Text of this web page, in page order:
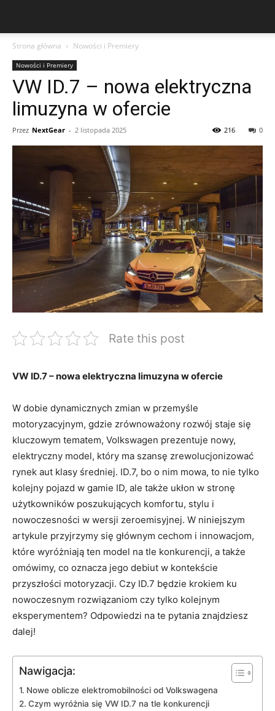
Strona główna Nowości i Premiery
Nowości i Premiery
VW ID.7 – nowa elektryczna
limuzyna w ofercie
Przez NextGear - 2 listopada 2025 0
216
Rate this post
VW ID.7 – nowa elektryczna limuzyna w ofercie
W dobie dynamicznych zmian w przemyśle
motoryzacyjnym, gdzie zrównoważony rozwój staje się
kluczowym tematem, Volkswagen prezentuje nowy,
elektryczny model, który ma szansę zrewolucjonizować
rynek aut klasy średniej. ID.7, bo o nim mowa, to nie tylko
kolejny pojazd w gamie ID, ale także ukłon w stronę
użytkowników poszukujących komfortu, stylu i
nowoczesności w wersji zeroemisyjnej. W niniejszym
artykule przyjrzymy się głównym cechom i innowacjom,
które wyróżniają ten model na tle konkurencji, a także
omówimy, co oznacza jego debiut w kontekście
przyszłości motoryzacji. Czy ID.7 będzie krokiem ku
nowoczesnym rozwiązaniom czy tylko kolejnym
eksperymentem? Odpowiedzi na te pytania znajdziesz
dalej!
Nawigacja:
Nowe oblicze elektromobilności od Volkswagena
Czym wyróżnia się VW ID.7 na tle konkurencji